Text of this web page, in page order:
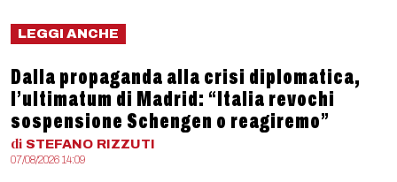
LEGGI ANCHE
Dalla propaganda alla crisi diplomatica,
l’ultimatum di Madrid: “Italia revochi
sospensione Schengen o reagiremo”
di STEFANO RIZZUTI
07/08/2026 14:09